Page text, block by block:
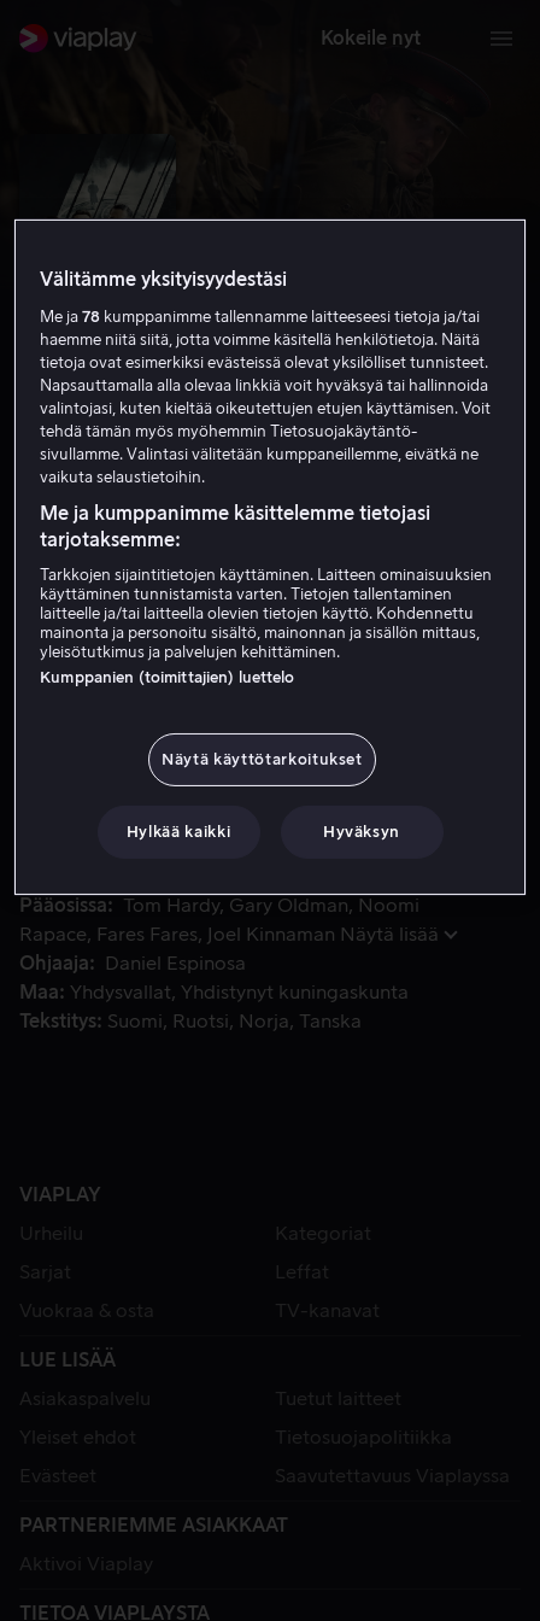
Kokeile nyt
Child 44
6.4 Draama Rikoselokuvat
HD
Vuokraa 3,99 €
Katso traileri
Leo on sotasankari ja työssä valtion
Leo on sotasankari ja työssä valtion
turvallisuuspalvelussa, joka takaa Leolle ja hänen
uskoo että vain valtion viholliset sortuvat rikoksiin.
Pääosissa Tom Hardy Gary Oldman
Noomi
Rapace
Fares Fares Joel Kinnaman Näytä lisää
Ohjaaja
Daniel Espinosa
Maa
Yhdysvallat
Yhdistynyt kuningaskunta
Tekstitys
Suomi Ruotsi Norja Tanska
VIAPLAY
Urheilu
Kategoriat
Sarjat
Leffat
Vuokraa & osta
TV-kanavat
LUE LISÄÄ
Asiakaspalvelu
Tuetut laitteet
Yleiset ehdot
Tietosuojapolitiikka
Evästeet
Saavutettavuus Viaplayssa
PARTNERIEMME ASIAKKAAT
Aktivoi Viaplay
TIETOA VIAPLAYSTA
Välitämme yksityisyydestäsi
Me ja78 kumppanimme tallennamme laitteeseesi tietoja ja/tai
haemme niitä siitä, jotta voimme käsitellä henkilötietoja. Näitä
tietoja ovat esimerkiksi evästeissä olevat yksilölliset tunnisteet.
Napsauttamalla alla olevaa linkkiä voit hyväksyä tai hallinnoida
valintojasi, kuten kieltää oikeutettujen etujen käyttämisen. Voit
tehdä tämän myös myöhemmin Tietosuojakäytäntö-
sivullamme. Valintasi välitetään kumppaneillemme, eivätkä ne
vaikuta selaustietoihin.
Me ja kumppanimme käsittelemme tietojasi
tarjotaksemme:
Tarkkojen sijaintitietojen käyttäminen. Laitteen ominaisuuksien
käyttäminen tunnistamista varten. Tietojen tallentaminen
laitteelle ja/tai laitteella olevien tietojen käyttö. Kohdennettu
mainonta ja personoitu sisältö, mainonnan ja sisällön mittaus,
yleisötutkimus ja palvelujen kehittäminen.
Kumppanien (toimittajien) luettelo
Näytä käyttötarkoitukset
Hylkää kaikki Hyväksyn